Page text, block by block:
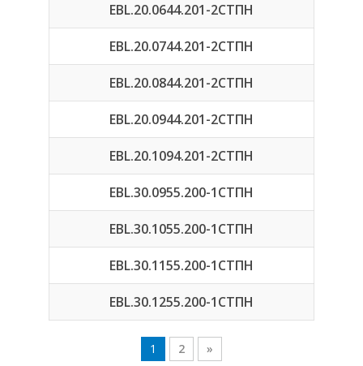
EBL.20.0644.201-2СТПН
EBL.20.0744.201-2СТПН
EBL.20.0844.201-2СТПН
EBL.20.0944.201-2СТПН
EBL.20.1094.201-2СТПН
EBL.30.0955.200-1СТПН
EBL.30.1055.200-1СТПН
EBL.30.1155.200-1СТПН
EBL.30.1255.200-1СТПН
1 2 »